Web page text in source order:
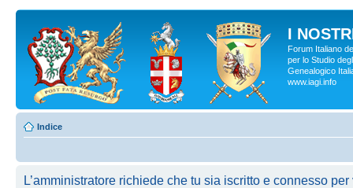
I
Forum Italiano
per lo Studio
Genealogico
www.iagi.info
Indice
L’amministratore richiede che tu sia iscritto e connesso